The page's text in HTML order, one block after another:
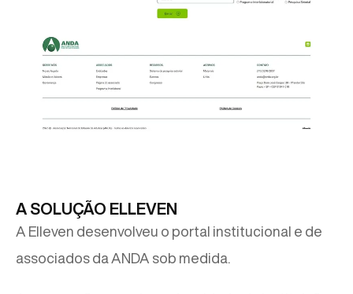
A SOLUÇÃO ELLEVEN
A Elleven desenvolveu o portal institucional e de
associados da ANDA sob medida.